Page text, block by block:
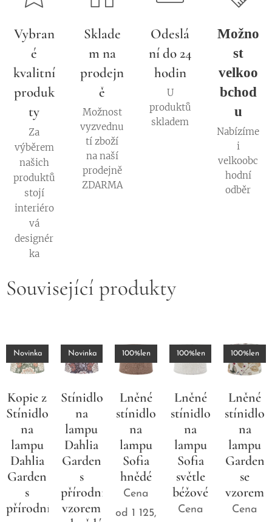
Vybran
é
kvalitní
produk
ty
Za
výběrem
našich
produktů
stojí
interiéro
vá
designér
ka
Sklade
m na
prodejn
ě
Možnost
vyzvednu
tí zboží
na naší
prodejně
ZDARMA
Odeslá
ní do 24
hodin
U
produktů
skladem
Možno
st
velkoo
bchod
u
Nabízíme
i
velkoobc
hodní
odběr
Související produkty
Kopie z
Stínidlo
na
lampu
Dahlia
Garden
s
přírodním
Novinka
Stínidlo
na
lampu
Dahlia
Garden
s
přírodním
vzorem
Novinka
Lněné
stínidlo
na
lampu
Sofia
hnědé
100%len
Cena
od 1 125,
Lněné
stínidlo
na
lampu
Sofia
světle
béžové
100%len
Cena
Lněné
stínidlo
na
lampu
Garden
se
vzorem
100%len
Cena